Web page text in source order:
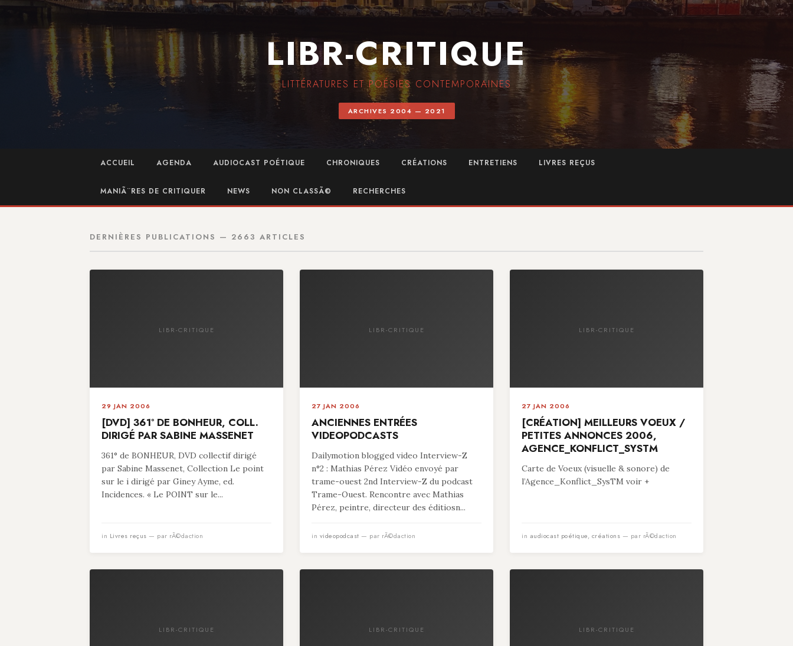
LIBR-CRITIQUE
LITTÉRATURES ET POÉSIES CONTEMPORAINES
ARCHIVES 2004 — 2021
ACCUEIL AGENDA AUDIOCAST POÉTIQUE CHRONIQUES CRÉATIONS ENTRETIENS LIVRES REÇUS
MANIÃ¨RES DE CRITIQUER NEWS NON CLASSÃ© RECHERCHES
DERNIÈRES PUBLICATIONS — 2663 ARTICLES
LIBR-CRITIQUE
29 JAN 2006
[DVD] 361° DE BONHEUR, COLL.
DIRIGÉ PAR SABINE MASSENET
361° de BONHEUR, DVD collectif dirigé
par Sabine Massenet, Collection Le point
sur le i dirigé par Giney Ayme, ed.
Incidences. « Le POINT sur le...
in Livres reçus — par rÃ©daction
LIBR-CRITIQUE
27 JAN 2006
ANCIENNES ENTRÉES
VIDEOPODCASTS
Dailymotion blogged video Interview-Z
n°2 : Mathias Pérez Vidéo envoyé par
trame-ouest 2nd Interview-Z du podcast
Trame-Ouest. Rencontre avec Mathias
Pérez, peintre, directeur des éditiosn...
in videopodcast — par rÃ©daction
LIBR-CRITIQUE
27 JAN 2006
[CRÉATION] MEILLEURS VOEUX /
PETITES ANNONCES 2006,
AGENCE_KONFLICT_SYSTM
Carte de Voeux (visuelle & sonore) de
l’Agence_Konflict_SysTM voir +
in audiocast poétique, créations — par rÃ©daction
LIBR-CRITIQUE LIBR-CRITIQUE LIBR-CRITIQUE